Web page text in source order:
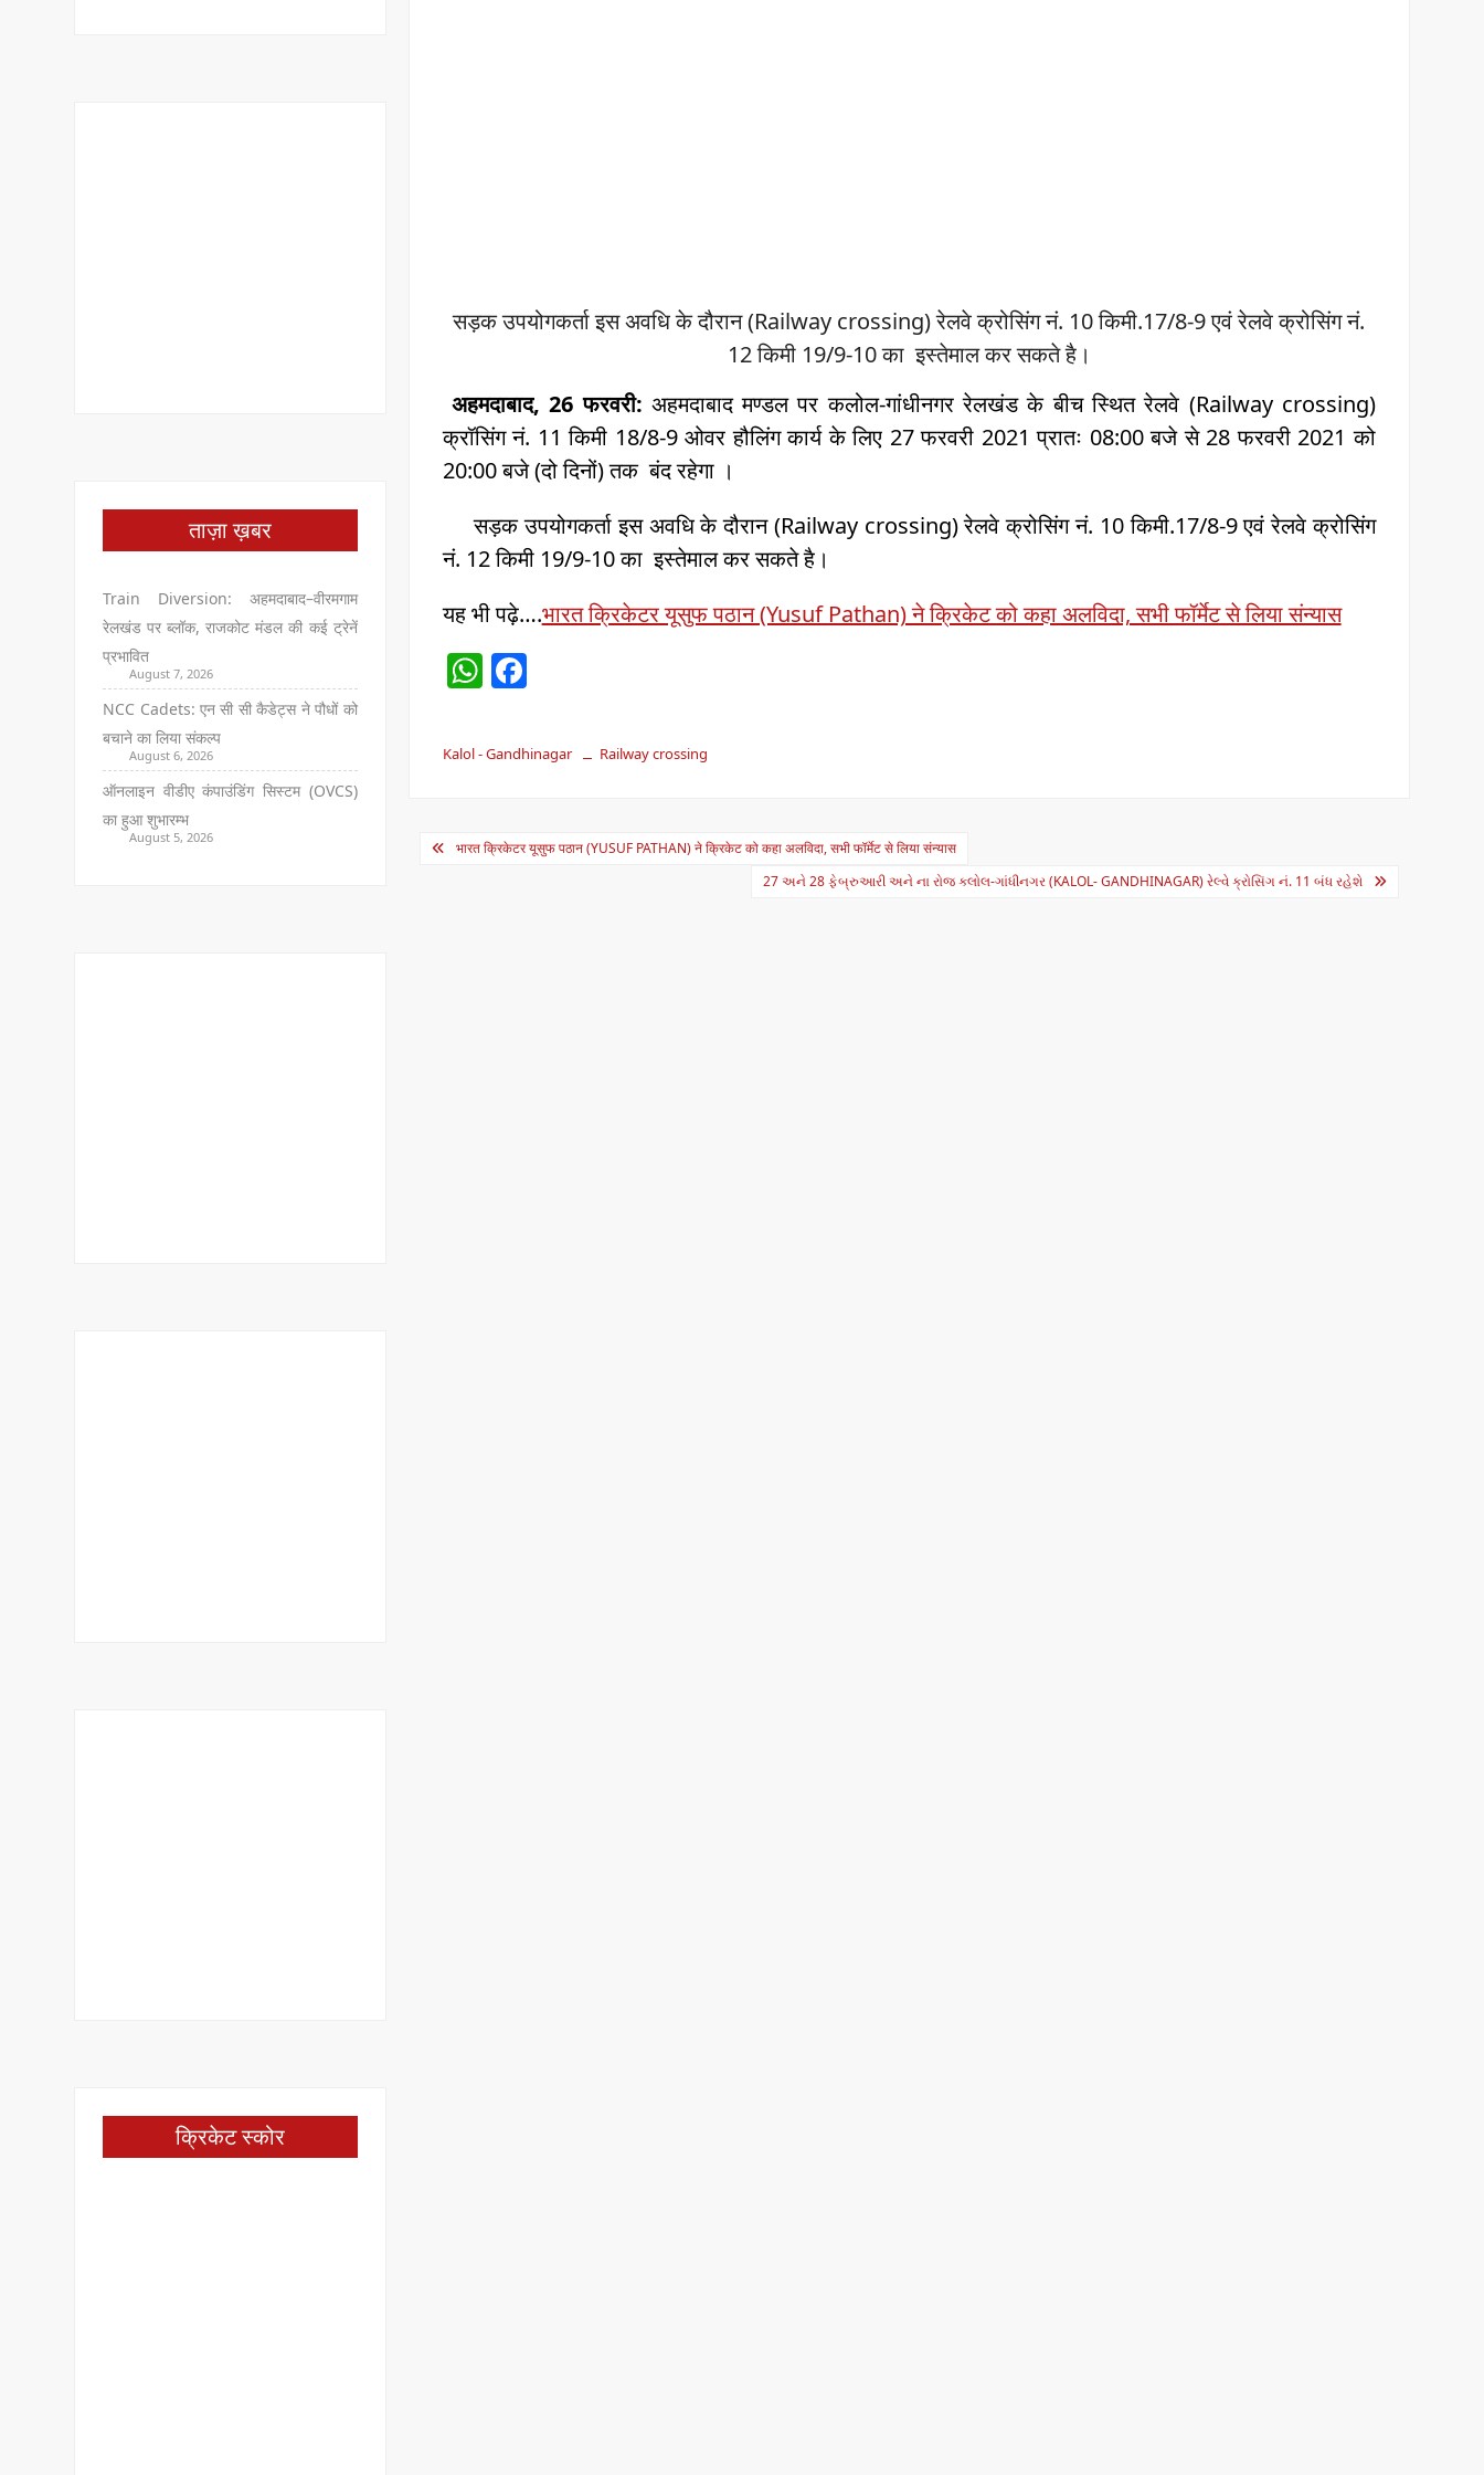
सड़क उपयोगकर्ता इस अवधि के दौरान (Railway crossing) रेलवे क्रोसिंग नं. 10 किमी.17/8-9 एवं रेलवे क्रोसिंग नं.
12 किमी 19/9-10 का इस्तेमाल कर सकते है।
अहमदाबाद, 26 फरवरी: अहमदाबाद मण्डल पर कलोल-गांधीनगर रेलखंड के बीच स्थित रेलवे (Railway crossing)
क्रॉसिंग नं. 11 किमी 18/8-9 ओवर हौलिंग कार्य के लिए 27 फरवरी 2021 प्रातः 08:00 बजे से 28 फरवरी 2021 को
20:00 बजे (दो दिनों) तक बंद रहेगा ।
सड़क उपयोगकर्ता इस अवधि के दौरान (Railway crossing) रेलवे क्रोसिंग नं. 10 किमी.17/8-9 एवं रेलवे क्रोसिंग
नं. 12 किमी 19/9-10 का इस्तेमाल कर सकते है।
यह भी पढ़े….भारत क्रिकेटर यूसुफ पठान (Yusuf Pathan) ने क्रिकेट को कहा अलविदा, सभी फॉर्मेट से लिया संन्यास
W
at
p
F
c
o
Kalol - Gandhinagar Railway crossing
Postभारत क्रिकेटर यूसुफ पठान (YUSUF PATHAN) ने क्रिकेट को कहा अलविदा, सभी फॉर्मेट से लिया संन्यास
27 અને 28 ફેબ્રુઆરી અને ના રોજ કલોલ-ગાંધીનગર (KALOL- GANDHINAGAR) રેલ્વે ક્રોસિંગ નં. 11 બંધ રહેશે
ताज़ा ख़बर
Train Diversion: अहमदाबाद–वीरमगाम
रेलखंड पर ब्लॉक, राजकोट मंडल की कई ट्रेनें
प्रभावित
August 7, 2026
NCC Cadets: एन सी सी कैडेट्स ने पौधों को
बचाने का लिया संकल्प
August 6, 2026
ऑनलाइन वीडीए कंपाउंडिंग सिस्टम (OVCS)
का हुआ शुभारम्भ
August 5, 2026
क्रिकेट स्कोर